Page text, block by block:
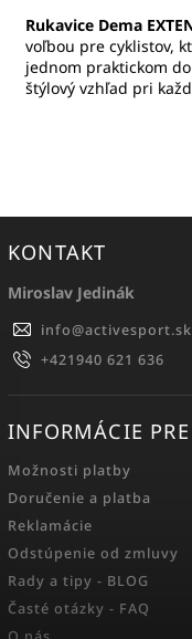
Rukavice Dema
voľbou pre cyklistov,
jednom praktickom
štýlový vzhľad pri
KONTAKT
Miroslav Jedinák
info@activesport.sk
+421940 621 636
INFORMÁCIE PRE
Možnosti platby
Doručenie a platba
Reklamácie
Odstúpenie od zmluvy
Rady a tipy - BLOG
Časté otázky - FAQ